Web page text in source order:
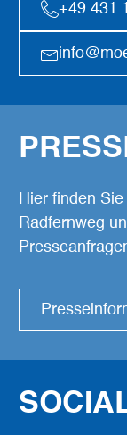
+49 431
Hier finden
Radfernweg